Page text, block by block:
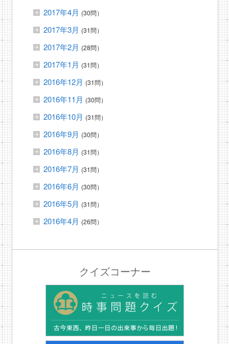
2017年4月 (30問）
2017年3月 (31問）
2017年2月 (28問）
2017年1月 (31問）
2016年12月 (31問）
2016年11月 (30問）
2016年10月 (31問）
2016年9月 (30問）
2016年8月 (31問）
2016年7月 (31問）
2016年6月 (30問）
2016年5月 (31問）
2016年4月 (26問）
クイズコーナー